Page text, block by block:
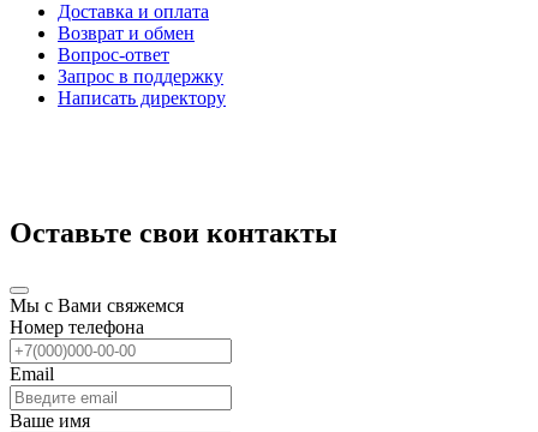
Доставка и оплата
Возврат и обмен
Вопрос-ответ
Запрос в поддержку
Написать директору
Оставьте свои контакты
Мы с Вами свяжемся
Номер телефона
Email
Ваше имя